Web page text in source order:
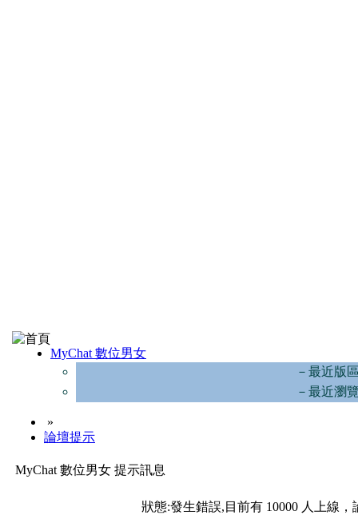
MyChat 數位男女
－最近版
－最近瀏
»
論壇提示
MyChat 數位男女 提示訊息
狀態:發生錯誤,目前有 10000 人上線